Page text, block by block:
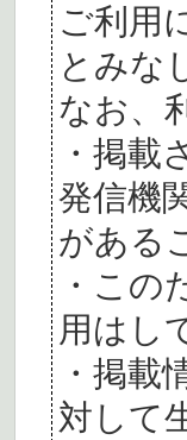
ご利用
とみな
なお、
・掲載
発信機
がある
・この
用はし
・掲載
対して